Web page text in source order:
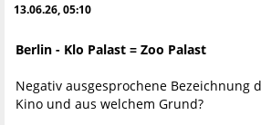
13.06.26, 05:10
Berlin - Klo Palast = Zoo Palast
Negativ ausgesprochene Bezeichnung
Kino und aus welchem Grund?